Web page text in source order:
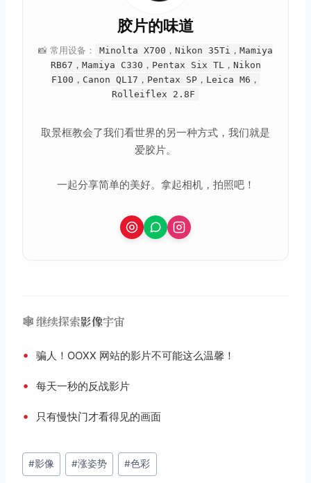
胶片的味道
📸 常用设备：
Minolta X700，Nikon 35Ti，Mamiya
RB67，Mamiya C330，Pentax Six TL，Nikon
F100，Canon QL17，Pentax SP，Leica M6，
Rolleiflex 2.8F
取景框教会了我们看世界的另一种方式，我们就是
爱胶片。
一起分享简单的美好。拿起相机，拍照吧！
🕸️ 继续探索影像宇宙
• 骗人！OOXX 网站的影片不可能这么温馨！
• 每天一秒的反战影片
• 只有慢快门才看得见的画面
文
章
#影像 #涨姿势 #色彩
取消 搜索